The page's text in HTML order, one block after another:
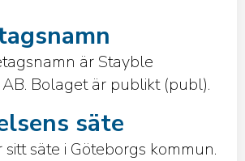
är Stayble
Bolaget är publikt (publ).
säte
säte i Göteborgs kommun.